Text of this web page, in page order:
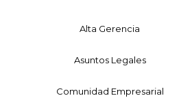
Alta Gerencia
Asuntos Legales
Comunidad Empresarial